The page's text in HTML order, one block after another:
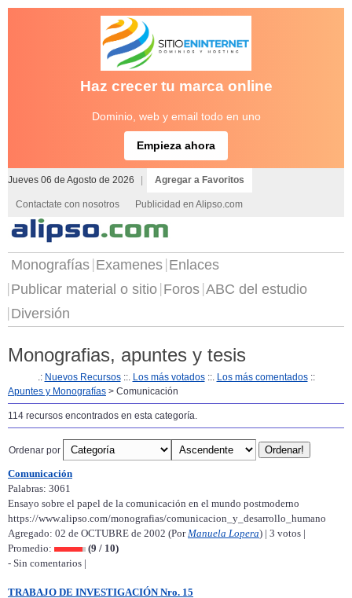
Haz crecer tu marca online
Dominio, web y email todo en uno
Empieza ahora
Jueves 06 de Agosto de 2026 Agregar a Favoritos
Contactate con nosotros Publicidad en Alipso.com
Monografías Examenes Enlaces
Publicar material o sitio Foros ABC del estudio
Diversión
Monografias, apuntes y tesis
.: Nuevos Recursos::. Los más votados::. Los más comentados::
Apuntes y Monografías > Comunicación
114 recursos encontrados en esta categoría.
Ordenar por
Comunicación
Palabras: 3061
Ensayo sobre el papel de la comunicación en el mundo postmoderno
https://www.alipso.com/monografias/comunicacion_y_desarrollo_humano
Agregado: 02 de OCTUBRE de 2002 (PorManuela Lopera) | 3 votos |
Promedio:
(9 / 10)
- Sin comentarios |
TRABAJO DE INVESTIGACIÓN Nro. 15